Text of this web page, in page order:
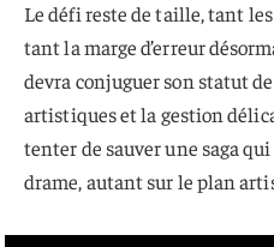
Le défi reste de taille, tant
tant la marge d’erreur
devra conjuguer son statut
artistiques et la gestion
tenter de sauver une saga
drame, autant sur le plan